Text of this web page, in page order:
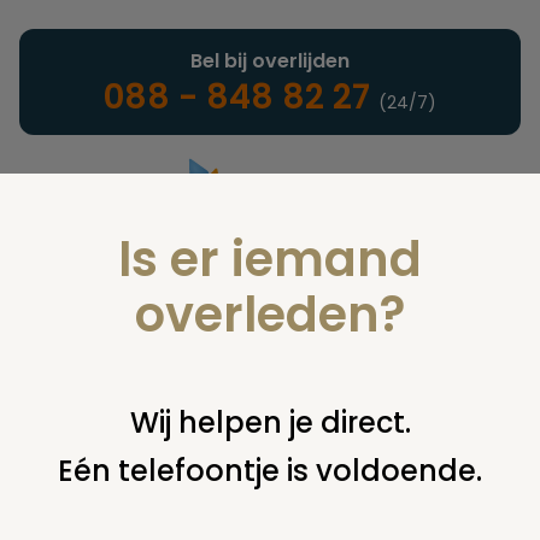
Landelijke uitvaartonderneming
Bel bij overlijden
088 - 848 82 27 (24/7)
U bent hier: home nieuws & agenda nieuws crematorium
wâldhôf heeft een nieuwe aula
Is er iemand
overleden?
Wij helpen je direct.
Eén telefoontje is voldoende.